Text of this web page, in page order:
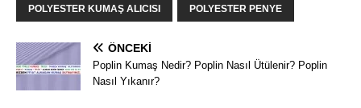
POLYESTER KUMAŞ ALICISI POLYESTER PENYE
ÖNCEKI
Poplin Kumaş Nedir? Poplin Nasıl Ütülenir? Poplin
Nasıl Yıkanır?